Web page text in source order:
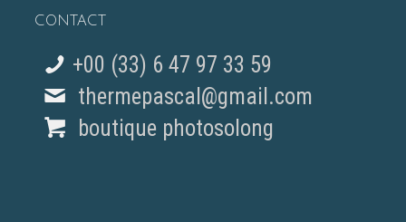
CONTACT
+00 (33) 6 47 97 33 59
thermepascal@gmail.com
boutique photosolong